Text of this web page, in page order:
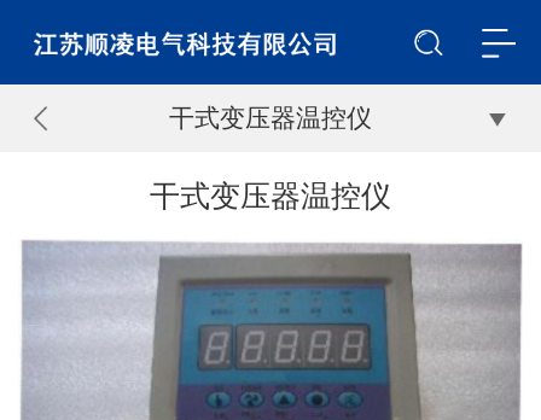
干式变压器温控仪
干式变压器温控仪